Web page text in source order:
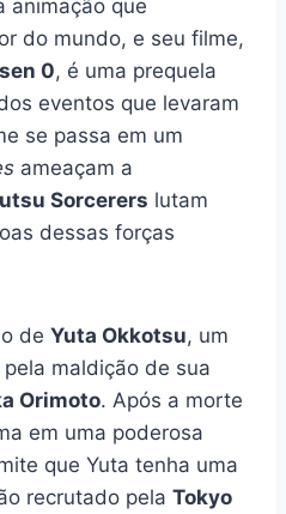
animação que
do mundo, e seu filme,
0, é uma prequela
eventos que levaram
se passa em um
ameaçam a
Sorcerers lutam
dessas forças
de Yuta Okkotsu, um
maldição de sua
Orimoto. Após a morte
em uma poderosa
que Yuta tenha uma
recrutado pela Tokyo